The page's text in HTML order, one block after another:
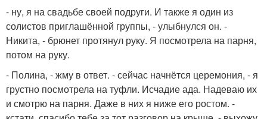
- ну, я на свадьбе своей подруги. И также я один из
солистов приглашённой группы, - улыбнулся он. -
Никита, - брюнет протянул руку. Я посмотрела на парня,
потом на руку.
- Полина, - жму в ответ. - сейчас начнётся церемония, - я
грустно посмотрела на туфли. Исчадие ада. Надеваю их
и смотрю на парня. Даже в них я ниже его ростом. -